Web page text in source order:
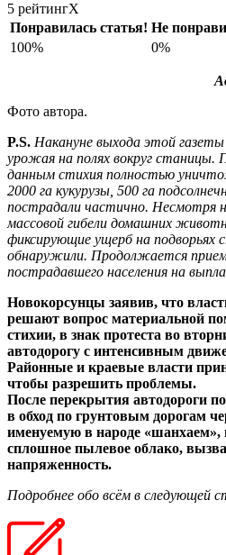
5 рейтингX
Понравилась статья! Не
100%
0%
Фото автора.
P.S. Накануне выхода этой
урожая на полях вокруг станицы.
данным стихия полностью
2000 га кукурузы, 500 га
пострадали частично. Несмотря
массовой гибели домашних
фиксирующие ущерб на подворьях
обнаружили. Продолжается прием
пострадавшего населения на
Новокорсунцы заявив, что
решают вопрос материальной
стихии, в знак протеста во
автодорогу с интенсивным
Районные и краевые власти
чтобы разрешить проблемы.
После перекрытия автодороги
в обход по грунтовым дорогам
именуемую в народе «шанхаем»,
сплошное пылевое облако,
напряженность.
Подробнее обо всём в следующей